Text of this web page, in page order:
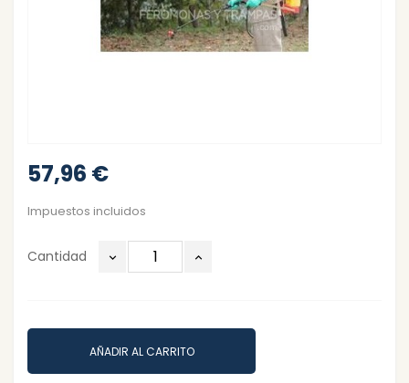
57,96 €
Impuestos incluidos
Cantidad
AÑADIR AL CARRITO